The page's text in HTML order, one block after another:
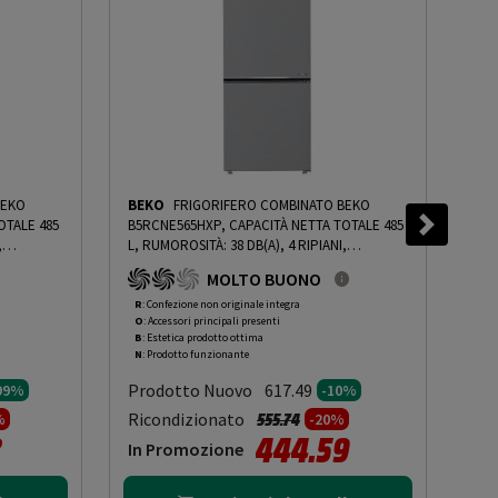
485
INOX
ROAN - 5%
da
BEKO FRIGORIFERO COMBINATO BEKO
B5RCNE565HXP, CAPACITÀ NETTA TOTALE 485
L, RUMOROSITÀ: 38 DB(A), 4 RIPIANI,
DIMENSIONI: L 70 CM A 192 CM P 74,5 CM, INOX
LOOK, CLASSE D - PRMG GRADING ROBN -
10%-PRMG GRADING ROBN - 10%
MOLTO BUONO
R: Confezione non originale integra
O: Accessori principali presenti
B: Estetica prodotto ottima
N: Prodotto funzionante
Prodotto Nuovo 617.49 -10%
Ricondizionato Prezzo ridotto da
555.74a-20%
In Promozione 444.59